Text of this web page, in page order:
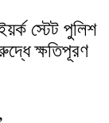
স্টেট পুলিশ
ক্ষতিপূরণ